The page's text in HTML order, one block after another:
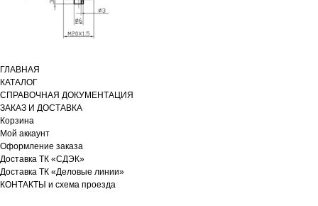
ГЛАВНАЯ
КАТАЛОГ
СПРАВОЧНАЯ ДОКУМЕНТАЦИЯ
ЗАКАЗ И ДОСТАВКА
Корзина
Мой аккаунт
Оформление заказа
Доставка ТК «СДЭК»
Доставка ТК «Деловые линии»
КОНТАКТЫ и схема проезда